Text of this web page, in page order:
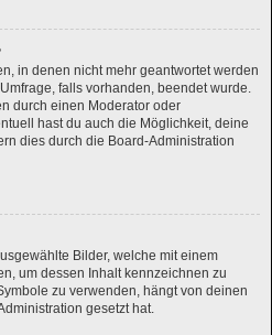
in denen nicht mehr geantwortet werden
falls vorhanden, beendet wurde.
durch einen Moderator oder
hast du auch die Möglichkeit, deine
dies durch die Board-Administration
Bilder, welche mit einem
um dessen Inhalt kennzeichnen zu
zu verwenden, hängt von deinen
gesetzt hat.